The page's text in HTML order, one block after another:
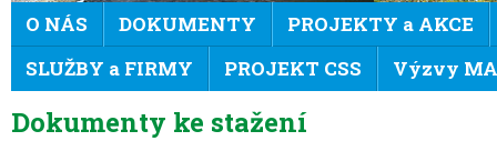
O NÁS DOKUMENTY
PROJEKTY a AKCE
SLUŽBY a FIRMY
PROJEKT CSS Výzvy
Dokumenty ke stažení